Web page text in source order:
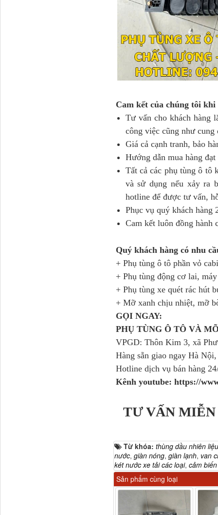
Cam kết của chúng tôi
Tư vấn cho khách hàng
công việc cũng như
Giá cả cạnh tranh, bảo
Hướng dẫn mua hàng
Tất cả các phụ tùng ô tô
và sử dụng nếu xảy ra
hotline để được tư vấn,
Phục vụ quý khách hàng
Cam kết luôn đồng hành
Quý khách hàng có nhu
+ Phụ tùng ô tô phần vỏ
+ Phụ tùng động cơ lai,
+ Phụ tùng xe quét rác hút
+ Mỡ xanh chịu nhiệt, mỡ
GỌI NGAY:
PHỤ TÙNG Ô TÔ VÀ
VPGD: Thôn Kim 3, xã
Hàng sẵn giao ngay Hà
Hotline dịch vụ bán hàng
Kênh youtube: https://
TƯ VẤN
Từ khóa: thùng dầu nhiên liệu
nước, giàn nóng, giàn lạnh, van
két nước xe tải các loại, cảm
Sản phẩm cùng loại